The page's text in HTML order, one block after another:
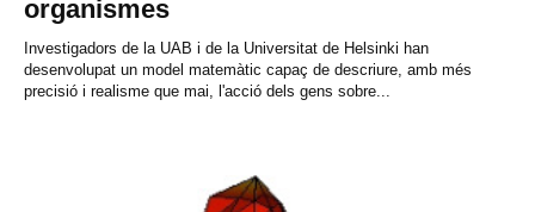
organismes
Investigadors de la UAB i de la Universitat de Helsinki han
desenvolupat un model matemàtic capaç de descriure, amb més
precisió i realisme que mai, l'acció dels gens sobre...